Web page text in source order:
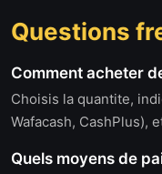
Questions
Comment acheter
Choisis la quantite,
Wafacash, CashPlus),
Quels moyens de